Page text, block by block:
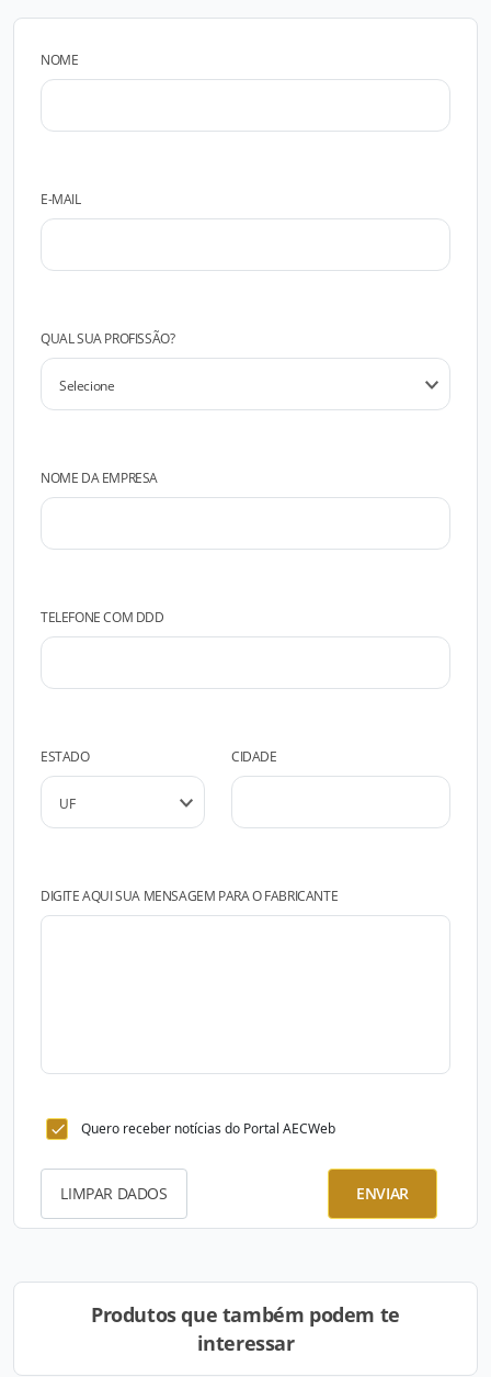
NOME
E-MAIL
QUAL SUA PROFISSÃO?
NOME DA EMPRESA
TELEFONE COM DDD
ESTADO CIDADE
DIGITE AQUI SUA MENSAGEM PARA O FABRICANTE
Quero receber notícias do Portal AECWeb
LIMPAR DADOS ENVIAR
Produtos que também podem te
interessar